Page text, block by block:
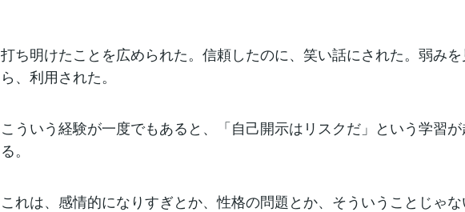
打ち明けたことを広められた。信頼したのに、笑い話にされた。弱みを
ら、利用された。
こういう経験が一度でもあると、「自己開示はリスクだ」という学習が
る。
これは、感情的になりすぎとか、性格の問題とか、そういうことじゃ